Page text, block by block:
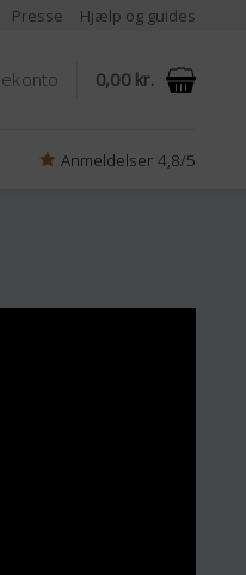
Presse Hjælp og guides
0,00 kr.
Anmeldelser 4,8/5